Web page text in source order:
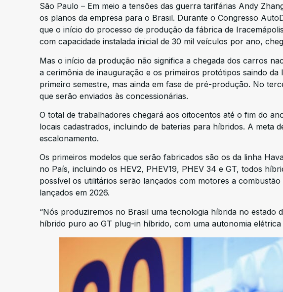
São Paulo – Em meio a tensões das guerra tarifárias Andy
os planos da empresa para o Brasil. Durante o Congresso
que o início do processo de produção da fábrica de
com capacidade instalada inicial de 30 mil veículos por ano,
Mas o início da produção não significa a chegada dos carros
a cerimônia de inauguração e os primeiros protótipos saindo
primeiro semestre, mas ainda em fase de pré-produção. No
que serão enviados às concessionárias.
O total de trabalhadores chegará aos oitocentos até o fim do
locais cadastrados, incluindo de baterias para híbridos. A meta
escalonamento.
Os primeiros modelos que serão fabricados são os da linha
no País, incluindo os HEV2, PHEV19, PHEV 34 e GT, todos
possível os utilitários serão lançados com motores a
lançados em 2026.
“Nós produziremos no Brasil uma tecnologia híbrida no estado
híbrido puro ao GT plug-in híbrido, com uma autonomia elétrica